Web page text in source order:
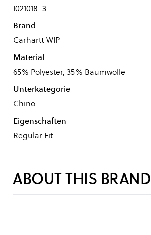
I021018_3
Brand
Carhartt WIP
Material
65% Polyester, 35% Baumwolle
Unterkategorie
Chino
Eigenschaften
Regular Fit
ABOUT THIS BRAND